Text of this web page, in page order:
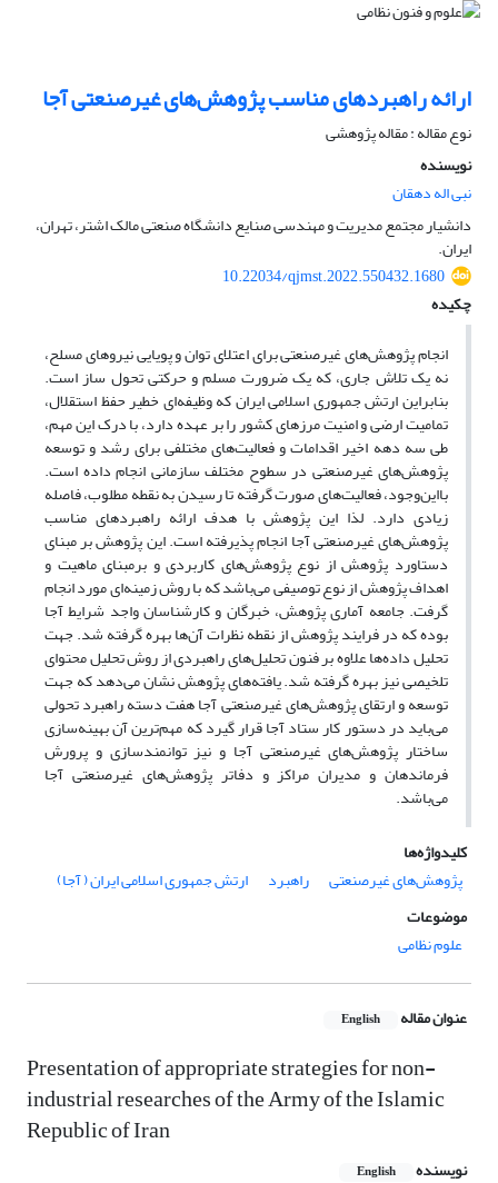
ارائه راهبردهای مناسب پژوهش‌های غیرصنعتی آجا
نوع مقاله : مقاله پژوهشی
نویسنده
نبی اله دهقان
دانشیار مجتمع مدیریت و مهندسی صنایع دانشگاه صنعتی مالک اشتر، تهران،
ایران.
10.22034/qjmst.2022.550432.1680
چکیده
انجام پژوهش‌های غیرصنعتی برای اعتلای توان و پویایی نیروهای مسلح،
نه یک تلاش جاری، که یک ضرورت مسلم و حرکتی تحول ساز است.
بنابراین ارتش جمهوری اسلامی ایران که وظیفه‌ای خطیر حفظ استقلال،
تمامیت ارضی و امنیت مرزهای کشور را بر عهده دارد، با درک این مهم،
طی سه دهه اخیر اقدامات و فعالیت‌های مختلفی برای رشد و توسعه
پژوهش‌های غیرصنعتی در سطوح مختلف سازمانی انجام داده است.
بااین‌وجود، فعالیت‌های صورت گرفته تا رسیدن به نقطه مطلوب، فاصله
زیادی دارد. لذا این پژوهش با هدف ارائه راهبردهای مناسب
پژوهش‌های غیرصنعتی آجا انجام پذیرفته است. این پژوهش بر مبنای
دستاورد پژوهش از نوع پژوهش‌های کاربردی و برمبنای ماهیت و
اهداف پژوهش از نوع توصیفی می‌باشد که با روش زمینه‌ای مورد انجام
گرفت. جامعه آماری پژوهش، خبرگان و کارشناسان واجد شرایط آجا
بوده که در فرایند پژوهش از نقطه نظرات آن‌ها بهره گرفته شد. جهت
تحلیل داده‌ها علاوه بر فنون تحلیل‌های راهبردی از روش تحلیل محتوای
تلخیصی نیز بهره گرفته شد. یافته‌های پژوهش نشان می‌دهد که جهت
توسعه و ارتقای پژوهش‌های غیرصنعتی آجا هفت دسته راهبرد تحولی
می‌باید در دستور کار ستاد آجا قرار گیرد که مهم‌ترین آن بهینه‌سازی
ساختار پژوهش‌های غیرصنعتی آجا و نیز توانمندسازی و پرورش
فرماندهان و مدیران مراکز و دفاتر پژوهش‌های غیرصنعتی آجا
می‌باشد.
کلیدواژه‌ها
پژوهش‌های غیرصنعتی
راهبرد
ارتش جمهوری اسلامی ایران ( آجا)
موضوعات
علوم نظامی
عنوان مقاله English
Presentation of appropriate strategies for non-
industrial researches of the Army of the Islamic
Republic of Iran
نویسنده English